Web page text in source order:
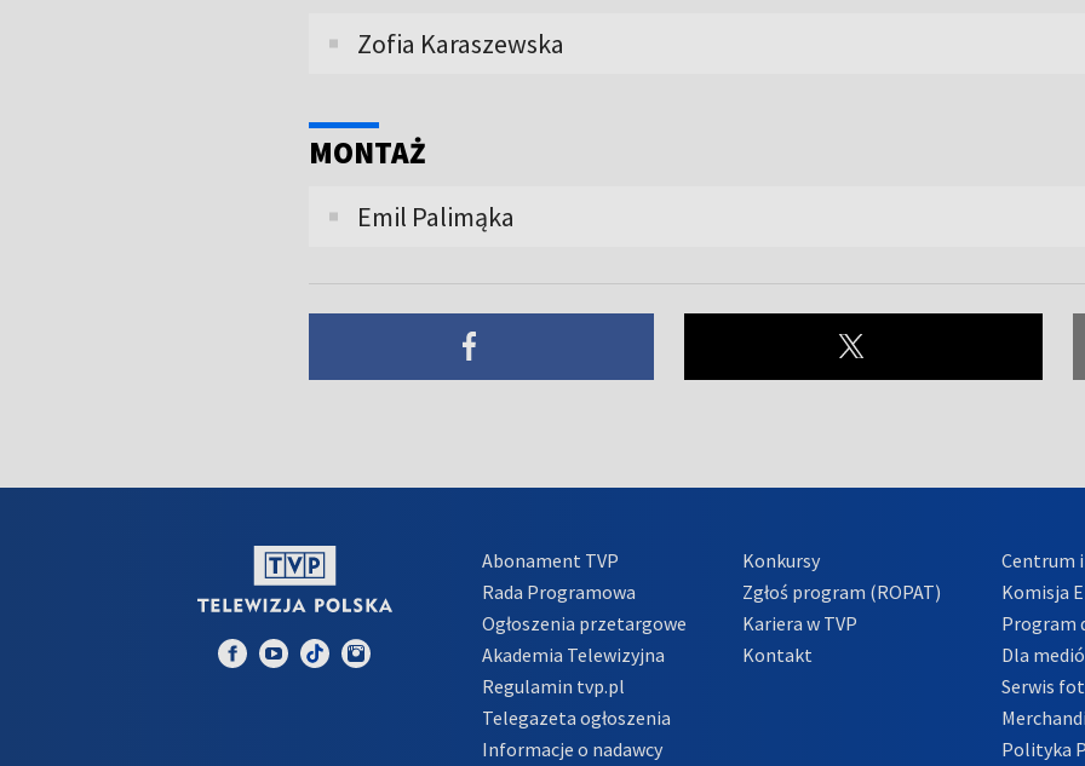
Zofia Karaszewska
MONTAŻ
Emil Palimąka
Abonament TVP
Rada Programowa
Ogłoszenia przetargowe
Akademia Telewizyjna
Regulamin tvp.pl
Telegazeta ogłoszenia
Informacje o nadawcy
Konkursy
Zgłoś program (ROPAT)
Kariera w TVP
Kontakt
Centrum
Komisja
Program
Dla
Serwis
Polityka